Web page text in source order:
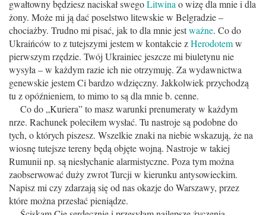
gwałtowny będziesz naciskał swegoLitwina o wizę dla mnie i dla
żony. Może mi ją dać poselstwo litewskie w Belgradzie –
chociażby. Trudno mi pisać, jak to dla mnie jestważne. Co do
Ukraińców to z tutejszymi jestem w kontakcie zHerodotemw
pierwszym rzędzie. Twój Ukrainiec jeszcze mi biuletynu nie
wysyła – w każdym razie ich nie otrzymuję. Za wydawnictwa
genewskie jestem Ci bardzo wdzięczny. Jakkolwiek przychodzą
tu z opóźnieniem, to mimo to są dla mnie b. cenne.
Co do „Kuriera” to masz warunki prenumeraty w każdym
nrze. Rachunek poleciłem wysłać. Tu nastroje są podobne do
tych, o których piszesz. Wszelkie znaki na niebie wskazują, że na
wiosnę tutejsze tereny będą objęte wojną. Nastroje w takiej
Rumunii np. są niesłychanie alarmistyczne. Poza tym można
zaobserwować duży zwrot Turcji w kierunku antysowieckim.
Napisz mi czy zdarzają się od nas okazje do Warszawy, przez
które można przesłać pieniądze.